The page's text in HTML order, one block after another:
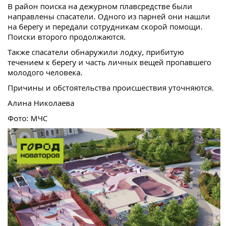
В район поиска на дежурном плавсредстве были
направлены спасатели. Одного из парней они нашли
на берегу и передали сотрудникам скорой помощи.
Поиски второго продолжаются.
Также спасатели обнаружили лодку, прибитую
течением к берегу и часть личных вещей пропавшего
молодого человека.
Причины и обстоятельства происшествия уточняются.
Алина Николаева
Фото: МЧС